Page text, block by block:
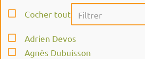
Cocher tout
Adrien Devos
Agnès Dubuisson